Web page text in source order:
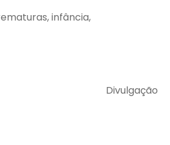
infância,
Divulgação